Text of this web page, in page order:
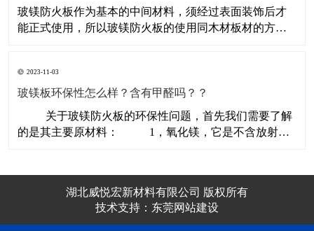
玻镁防火板作为基本的中间材料，须经过表面装饰后才
能正式使用，所以玻镁防火板的使用同木材板材的方法
饰，完成装饰工程。 那么玻镁防火板早期的控温养护要
怎么做呢? 玻镁防火板早期的控温养护：
2023-11-03
玻镁板环保性怎么样？含有甲醛吗？？
关于玻镁防火板的环保性问题，首先我们需要了解
的是其主要原材料： 1，氧化镁，它是不含放射性
盐，组成中不含农业生产体系VO
湖北威悦宏新材料有限公司 版权所有
技术支持： 东莞网站建设